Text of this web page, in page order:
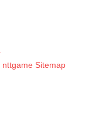
nttgame Sitemap